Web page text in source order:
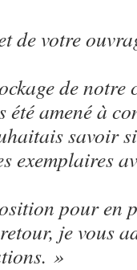
de votre
de notre
été amené à
savoir
exemplaires
pour en
je vous
»